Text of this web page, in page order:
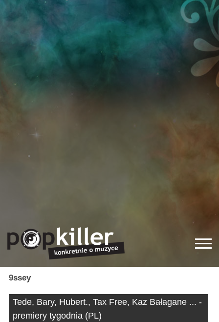
9ssey
Tede, Bary, Hubert., Tax Free, Kaz Bałagane ... -
premiery tygodnia (PL)